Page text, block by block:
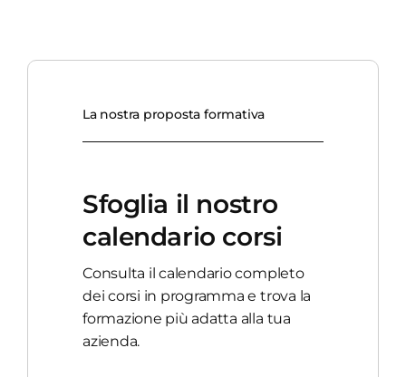
La nostra proposta formativa
Sfoglia il nostro
calendario corsi
Consulta il calendario completo
dei corsi in programma e trova la
formazione più adatta alla tua
azienda.